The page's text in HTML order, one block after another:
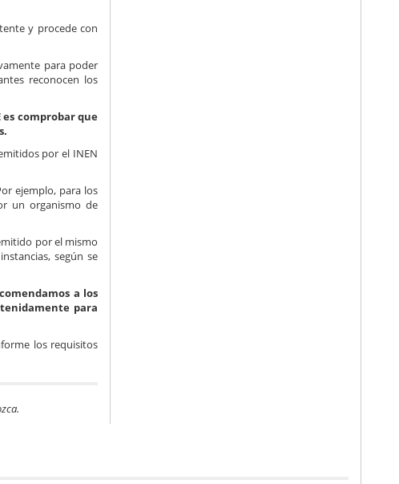
y procede con
para poder
reconocen los
comprobar que
por el INEN
ejemplo, para los
un organismo de
por el mismo
según se
a los
para
los requisitos